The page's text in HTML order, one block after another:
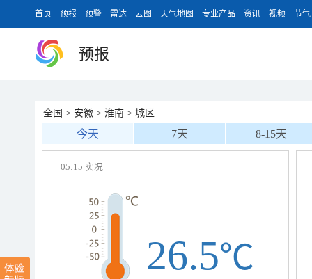
首页 预报 预警 雷达 云图 天气地图 专业产品 资讯 视频 节气
预报
全国 > 安徽 > 淮南 > 城区
今天 7天 8-15天
05:15 实况
26.5℃